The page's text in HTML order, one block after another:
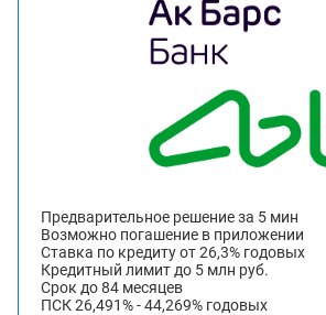
Предварительное решение за 5 мин
Возможно погашение в приложении
Ставка по кредиту от 26,3% годовых
Кредитный лимит до 5 млн руб.
Срок до 84 месяцев
ПСК 26,491% - 44,269% годовых